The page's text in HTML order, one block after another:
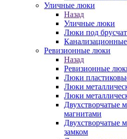
Уличные люки
Назад
Уличные люки
Люки под
Ревизионные люки
Назад
Ревизионные
Люки
Люки
Люки
Двухстворчатые
магнитами
Двухстворчатые
замком